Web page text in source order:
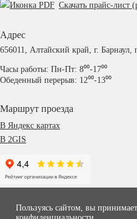
Скачать прайс-лист
Адрес
656011, Алтайский край, г.
Часы работы: Пн-Пт: 8⁰⁰-17⁰⁰
Обеденный перерыв: 12⁰⁰-13⁰⁰
Маршрут проезда
В Яндекс картах
В 2GIS
Пользуясь сайтом, вы